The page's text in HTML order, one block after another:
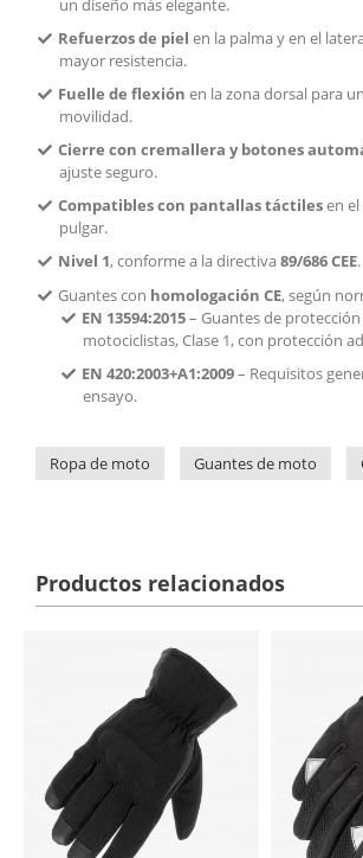
un diseño más elegante.
Refuerzos de piel en la palma y en el
mayor resistencia.
Fuelle de flexión en la zona dorsal para
movilidad.
Cierre con cremallera y botones
ajuste seguro.
Compatibles con pantallas táctilesen
pulgar.
Nivel 1, conforme a la directiva89/686 CEE.
Guantes con homologación CE, según
EN 13594:2015– Guantes de
motociclistas, Clase 1, con protección
EN 420:2003+A1:2009– Requisitos
ensayo.
Ropa de moto Guantes de moto
Productos relacionados